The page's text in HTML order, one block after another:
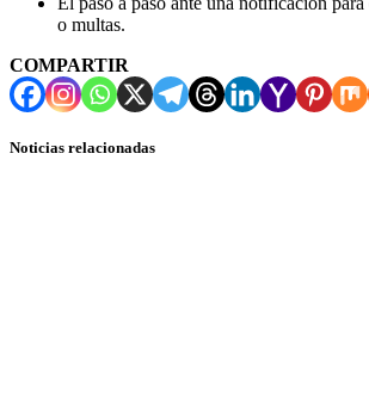
o multas.
COMPARTIR
Noticias relacionadas